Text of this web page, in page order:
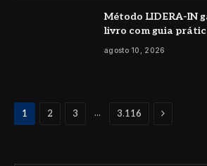
Método LIDERA-IN
livro com guia
agosto 10, 2026
1 2 3 ... 3.116 Proximo